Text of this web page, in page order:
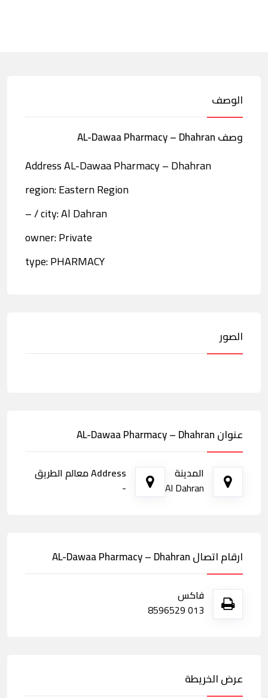
الوصف
وصف AL-Dawaa Pharmacy – Dhahran
Address AL-Dawaa Pharmacy – Dhahran
region: Eastern Region
city: Al Dahran / –
owner: Private
type: PHARMACY
الصور
عنوان AL-Dawaa Pharmacy – Dhahran
المدينة
Al Dahran
Address معالم الطريق
-
ارقام اتصال AL-Dawaa Pharmacy – Dhahran
فاكس
013 8596529
عرض الخريطة